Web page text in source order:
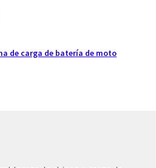
de carga de batería de moto